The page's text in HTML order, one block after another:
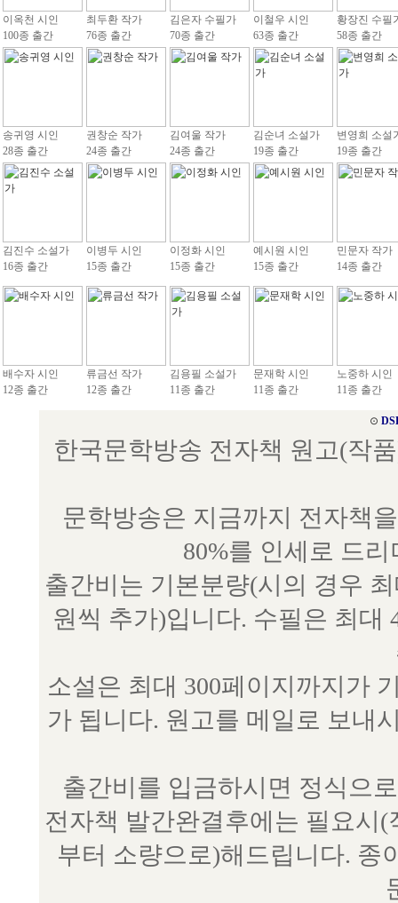
이옥천 시인
100종 출간
최두환 작가
76종 출간
김은자 수필가
70종 출간
이철우 시인
63종 출간
황장진 수필
58종 출간
송귀영 시인
28종 출간
권창순 작가
24종 출간
김여울 작가
24종 출간
김순녀 소설가
19종 출간
변영희 소설
19종 출간
김진수 소설가
16종 출간
이병두 시인
15종 출간
이정화 시인
15종 출간
예시원 시인
15종 출간
민문자 작가
14종 출간
배수자 시인
12종 출간
류금선 작가
12종 출간
김용필 소설가
11종 출간
문재학 시인
11종 출간
노중하 시인
11종 출간
⊙
한국문학방송 전자책 원고(작
문학방송은 지금까지 전자책
80%를 인세로 드
출간비는 기본분량(시의 경우
원씩 추가)입니다. 수필은 최대
소설은 최대 300페이지까지가
가 됩니다. 원고를 메일로 보내
출간비를 입금하시면 정식으
전자책 발간완결후에는 필요시
부터 소량으로)해드립니다. 종